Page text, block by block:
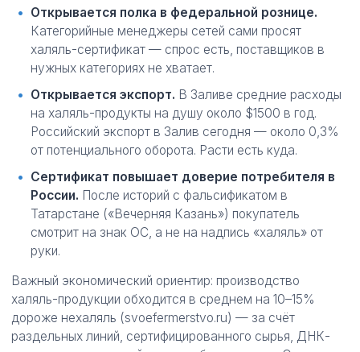
Открывается полка в федеральной рознице.
Категорийные менеджеры сетей сами просят
халяль-сертификат — спрос есть, поставщиков в
нужных категориях не хватает.
Открывается экспорт. В Заливе средние расходы
на халяль-продукты на душу около $1500 в год.
Российский экспорт в Залив сегодня — около 0,3%
от потенциального оборота. Расти есть куда.
Сертификат повышает доверие потребителя в
России. После историй с фальсификатом в
Татарстане («Вечерняя Казань») покупатель
смотрит на знак ОС, а не на надпись «халяль» от
руки.
Важный экономический ориентир: производство
халяль-продукции обходится в среднем на 10–15%
дороже нехаляль (svoefermerstvo.ru) — за счёт
раздельных линий, сертифицированного сырья, ДНК-